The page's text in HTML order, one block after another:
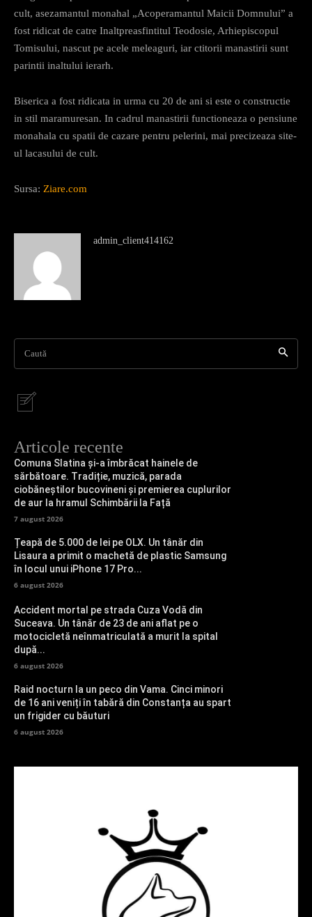
cult, asezamantul monahal „Acoperamantul Maicii Domnului” a
fost ridicat de catre Inaltpreasfintitul Teodosie, Arhiepiscopul
Tomisului, nascut pe acele meleaguri, iar ctitorii manastirii sunt
parintii inaltului ierarh.
Biserica a fost ridicata in urma cu 20 de ani si este o constructie
in stil maramuresan. In cadrul manastirii functioneaza o pensiune
monahala cu spatii de cazare pentru pelerini, mai precizeaza site-
ul lacasului de cult.
Sursa: Ziare.com
admin_client414162
Caută
Articole recente
Comuna Slatina și-a îmbrăcat hainele de
sărbătoare. Tradiție, muzică, parada
ciobăneștilor bucovineni și premierea cuplurilor
de aur la hramul Schimbării la Față
7 august 2026
Țeapă de 5.000 de lei pe OLX. Un tânăr din
Lisaura a primit o machetă de plastic Samsung
în locul unui iPhone 17 Pro...
6 august 2026
Accident mortal pe strada Cuza Vodă din
Suceava. Un tânăr de 23 de ani aflat pe o
motocicletă neînmatriculată a murit la spital
după...
6 august 2026
Raid nocturn la un peco din Vama. Cinci minori
de 16 ani veniți în tabără din Constanța au spart
un frigider cu băuturi
6 august 2026